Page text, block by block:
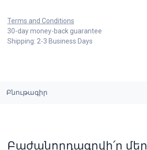
Terms and Conditions
30-day money-back guarantee
Shipping: 2-3 Business Days
Բնութագիր
Բաժանորդագրվի՛ր մեր